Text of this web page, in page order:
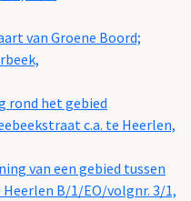
van Groene Boord;
rond het gebied
c.a. te Heerlen,
van een gebied tussen
B/1/EO/volgnr. 3/1,